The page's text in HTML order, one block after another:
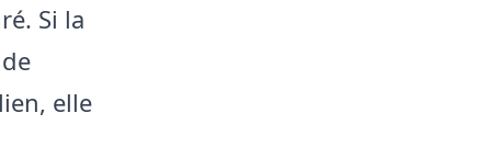
Si la
elle